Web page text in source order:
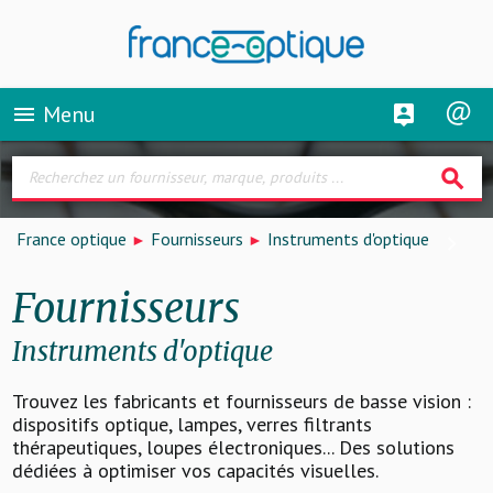
menu Menu
search
France optique Fournisseurs Instruments d'optique
Fournisseurs
Instruments d'optique
Trouvez les fabricants et fournisseurs de basse vision :
dispositifs optique, lampes, verres filtrants
thérapeutiques, loupes électroniques... Des solutions
dédiées à optimiser vos capacités visuelles.